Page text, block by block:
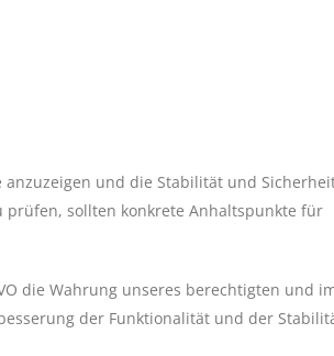
und die Stabilität und
prüfen, sollten konkrete Anhaltspunkte für
die Wahrung unseres berechtigten und
der Funktionalität und der